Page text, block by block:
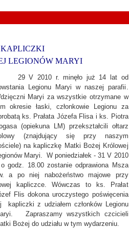
KAPLICZKI
LEGIONÓW MARYI
29 V 2010 r. minęło już 14 lat od
Legionu Maryi w naszej parafii.
Maryi za wszystkie otrzymane w
okresie łaski, członkowie Legionu za
ks. Prałata Józefa Flisa i ks. Piotra
(opiekuna LM) przekształcili ołtarz
(znajdujący się przy naszym
na kapliczkę Matki Bożej Królowej
Maryi. W poniedziałek - 31 V 2010
godz. 18.00 zostanie odprawiona Msza
a po niej nabożeństwo majowe przy
kapliczce. Wówczas to ks. Prałat
Flis dokona uroczystego poświęcenia
kapliczki z udziałem członków Legionu
Zapraszamy wszystkich czcicieli
Bożej do udziału w tym wydarzeniu.